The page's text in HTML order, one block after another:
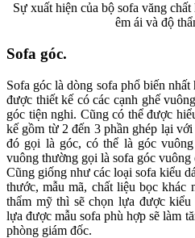
Sự xuất hiện của bộ sofa văng
êm ái và độ
Sofa góc.
Sofa góc là dòng sofa phổ biến
được thiết kế có các cạnh ghế
góc tiện nghi. Cũng có thể được
kế gồm từ 2 đến 3 phần ghép lại
đó gọi là góc, có thể là góc
vuông thường gọi là sofa góc
Cũng giống như các loại sofa kiểu
thước, mẫu mã, chất liệu bọc khác
thẩm mỹ thì sẽ chọn lựa được
lựa được mẫu sofa phù hợp sẽ làm
phòng giám đốc.